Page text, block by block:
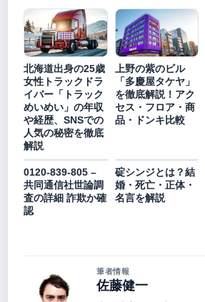
北海道出身の25歳
女性トラックドラ
イバー「トラック
めいめい」の年収
や経歴、SNSでの
人気の秘密を徹底
解説
上野の紫のビル
「多慶屋タケヤ」
を徹底解説！アク
セス・フロア・商
品・ドンキ比較
0120-839-805 –
共同通信社世論調
査の詳細 詐欺か確
認
碇シンジとは？結
婚・死亡・正体・
名言を解説
筆者情報
佐藤健一